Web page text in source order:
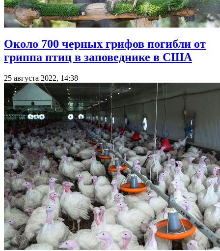
Около 700 черных грифов погибли от
гриппа птиц в заповеднике в США
25 августа 2022, 14:38